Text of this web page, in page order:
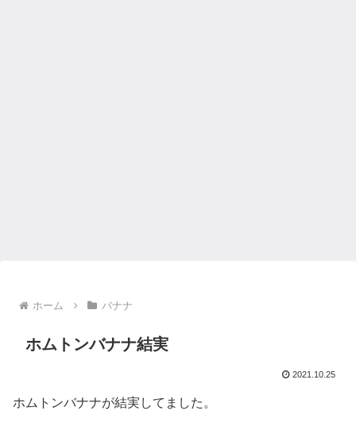
ホーム バナナ
ホムトンバナナ結実
2021.10.25
ホムトンバナナが結実してました。